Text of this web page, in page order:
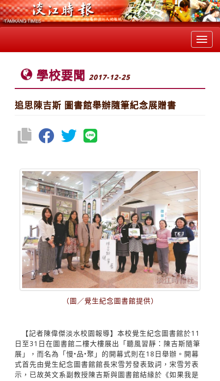
學校要聞 2017-12-25
追思陳吉斯 圖書館舉辦隨筆紀念展贈書
（圖／覺生紀念圖書館提供）
【記者陳偉傑淡水校園報導】本校覺生紀念圖書館於11
日至31日在圖書館二樓大樓展出「聽風習靜：陳吉斯隨筆
展」，而名為「慢•品•聚」的開幕式則在18日舉辦。開幕
式首先由覺生紀念圖書館館長宋雪芳發表致詞，宋雪芳表
示，已故英文系副教授陳吉斯與圖書館結緣於《如果我是